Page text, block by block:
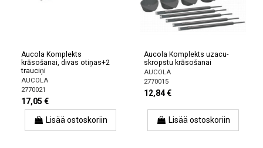
Aucola Komplekts
krāsošanai, divas otiņas+2
trauciņi
AUCOLA
2770021
17,05 €
Lisää ostoskoriin
Aucola Komplekts uzacu-
skropstu krāsošanai
AUCOLA
2770015
12,84 €
Lisää ostoskoriin